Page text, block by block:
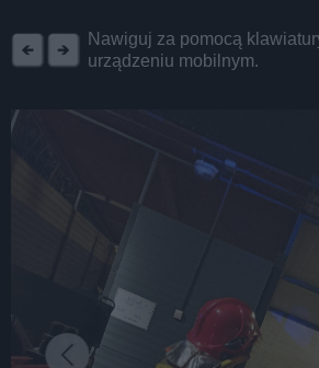
Nawiguj za pomocą
urządzeniu mobilnym.